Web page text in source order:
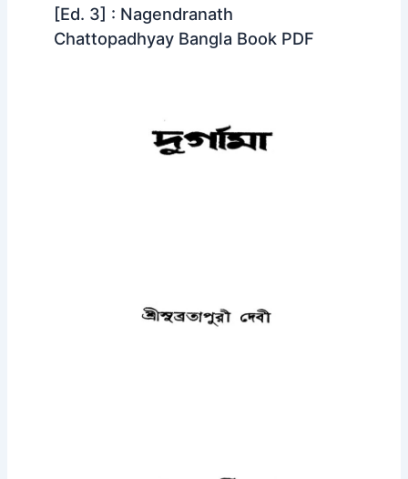
[Ed. 3] : Nagendranath
Chattopadhyay Bangla Book PDF